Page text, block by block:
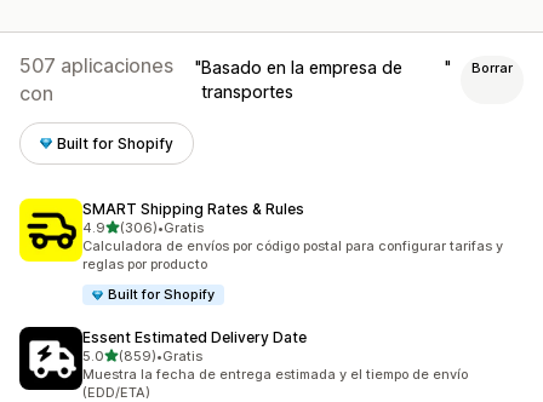
507 aplicaciones
con
Basado en la empresa de
transportes
Borrar
Built for Shopify
SMART Shipping Rates & Rules
4.9de 5 estrellas
(306)
306 reseñas en total
•Gratis
Calculadora de envíos por código postal para configurar tarifas y
reglas por producto
Built for Shopify
Essent Estimated Delivery Date
5.0de 5 estrellas
(859)
859 reseñas en total
•Gratis
Muestra la fecha de entrega estimada y el tiempo de envío
(EDD/ETA)